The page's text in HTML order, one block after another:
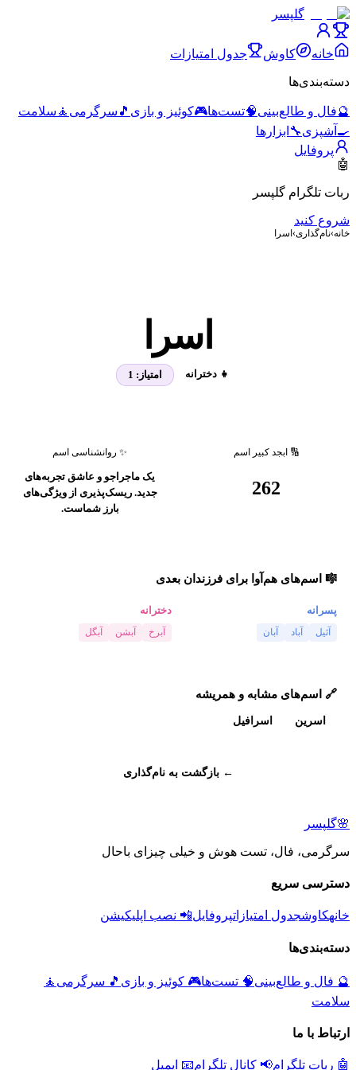
گلپسر
خانه کاوش جدول امتیازات
دسته‌بندی‌ها
🔮فال و طالع‌بینی🧠تست‌ها🎮کوئیز و بازی 🎵 سرگرمی 🧘 سلامت
🍳 آشپزی🔧 ابزارها
پروفایل
🤖
ربات تلگرام گلپسر
شروع کنید
خانه›نام‌گذاری› اسرا
اسرا
👧 دخترانه امتیاز: 1
🔢 ابجد کبیر اسم
262
✨ روانشناسی اسم
یک ماجراجو و عاشق تجربه‌های
جدید. ریسک‌پذیری از ویژگی‌های
بارز شماست.
🎼 اسم‌های هم‌آوا برای فرزندان بعدی
پسرانه
آئیل آباد آبان
دخترانه
آبرخ آبشن آبگل
🔗 اسم‌های مشابه و همریشه
اسرین اسرافیل
← بازگشت به نام‌گذاری
🌸گلپسر
سرگرمی، فال، تست هوش و خیلی چیزای باحال
دسترسی سریع
خانهکاوشجدول امتیازاتپروفایل📲 نصب اپلیکیشن
دسته‌بندی‌ها
🔮 فال و طالع‌بینی🧠 تست‌ها🎮 کوئیز و بازی 🎵 سرگرمی 🧘
سلامت
ارتباط با ما
🤖 ربات تلگرام📢 کانال تلگرام📧 ایمیل